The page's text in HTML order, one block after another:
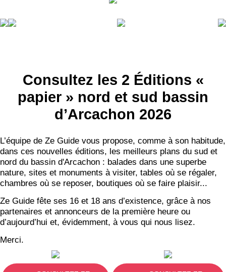
Consultez les 2 Éditions «
papier » nord et sud bassin
d’Arcachon 2026
L’équipe de Ze Guide vous propose, comme à son habitude,
dans ces nouvelles éditions, les meilleurs plans du sud et
nord du bassin d'Arcachon : balades dans une superbe
nature, sites et monuments à visiter, tables où se régaler,
chambres où se reposer, boutiques où se faire plaisir...
Ze Guide fête ses 16 et 18 ans d’existence, grâce à nos
partenaires et annonceurs de la première heure ou
d’aujourd’hui et, évidemment, à vous qui nous lisez.
Merci.